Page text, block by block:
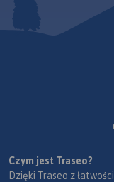
Czym jest Traseo?
Dzięki Traseo z